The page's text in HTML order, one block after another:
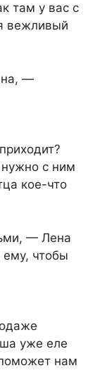
там у вас с
вежливый
—
с ним
кое-что
— Лена
чтобы
уже еле
нам